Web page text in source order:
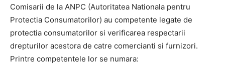
Comisarii de la ANPC (Autoritatea Nationala pentru
Protectia Consumatorilor) au competente legate de
protectia consumatorilor si verificarea respectarii
drepturilor acestora de catre comercianti si furnizori.
Printre competentele lor se numara: